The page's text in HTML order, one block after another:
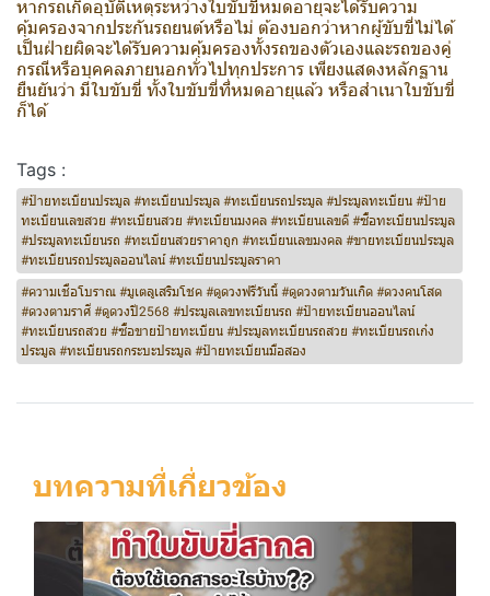
หากรถเกิดอุบัติเหตุระหว่างใบขับขี่หมดอายุจะได้รับความ
คุ้มครองจากประกันรถยนต์หรือไม่ ต้องบอกว่าหากผู้ขับขี่ไม่ได้
เป็นฝ่ายผิดจะได้รับความคุ้มครองทั้งรถของตัวเองและรถของคู่
กรณีหรือบุคคลภายนอกทั่วไปทุกประการ เพียงแสดงหลักฐาน
ยืนยันว่า มีใบขับขี่ ทั้งใบขับขี่ที่หมดอายุแล้ว หรือสำเนาใบขับขี่
ก็ได้
Tags :
#ป้ายทะเบียนประมูล #ทะเบียนประมูล #ทะเบียนรถประมูล #ประมูลทะเบียน #ป้าย
ทะเบียนเลขสวย #ทะเบียนสวย #ทะเบียนมงคล #ทะเบียนเลขดี #ซื้อทะเบียนประมูล
#ประมูลทะเบียนรถ #ทะเบียนสวยราคาถูก #ทะเบียนเลขมงคล #ขายทะเบียนประมูล
#ทะเบียนรถประมูลออนไลน์ #ทะเบียนประมูลราคา
#ความเชื่อโบราณ #มูเตลูเสริมโชค #ดูดวงฟรีวันนี้ #ดูดวงตามวันเกิด #ดวงคนโสด
#ดวงตามราศี #ดูดวงปี2568 #ประมูลเลขทะเบียนรถ #ป้ายทะเบียนออนไลน์
#ทะเบียนรถสวย #ซื้อขายป้ายทะเบียน #ประมูลทะเบียนรถสวย #ทะเบียนรถเก๋ง
ประมูล #ทะเบียนรถกระบะประมูล #ป้ายทะเบียนมือสอง
บทความที่เกี่ยวข้อง